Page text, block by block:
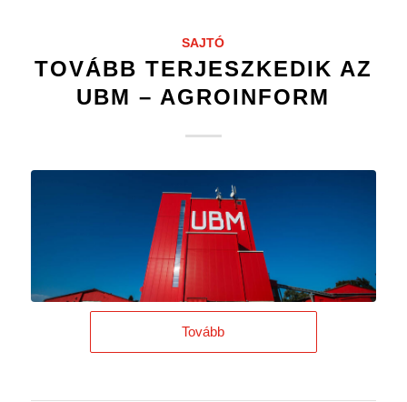
SAJTÓ
TOVÁBB TERJESZKEDIK AZ
UBM – AGROINFORM
Tovább